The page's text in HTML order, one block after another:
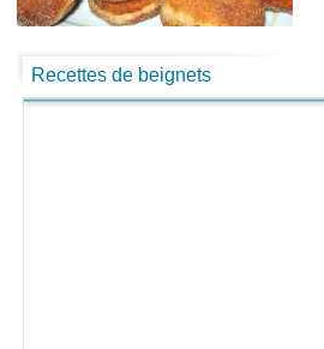
Recettes de beignets